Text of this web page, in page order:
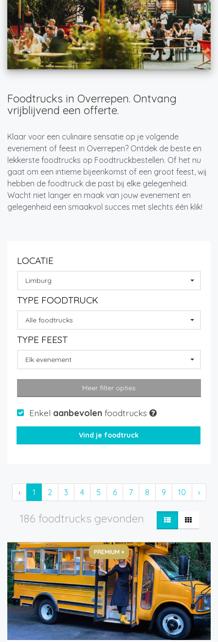
Foodtrucks in Overrepen. Ontvang
vrijblijvend een offerte.
Klaar voor een culinaire sensatie op je volgende
evenement of feest in Overrepen? Ontdek de beste en
lekkerste foodtrucks op Foodtruckbestellen. Of het nu
gaat om een intieme bijeenkomst of een groot feest, wij
hebben de foodtruck die past bij elke gelegenheid.
Wacht niet langer en maak van jouw evenement en
gelegenheid een smaakvol succes met slechts één klik!
LOCATIE
Limburg
TYPE FOODTRUCK
Alle foodtrucks
TYPE FEEST
Elk evenement
Meer filter opties
Enkel aanbevolen foodtrucks
‹ 1 2 3 4 5 6 7 8 9 10 ›
186 foodtrucks gevonden
PREMIUM +